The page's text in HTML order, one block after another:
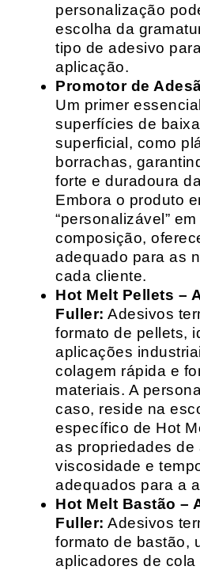
personalização
escolha da
tipo de adesivo
aplicação.
Promotor de
Um primer
superfícies de
superficial, como
borrachas,
forte e duradoura
Embora o produto
“personalizável”
composição,
adequado para as
cada cliente.
Hot Melt Pellets –
Fuller: Adesivos
formato de pellets,
aplicações
colagem rápida e
materiais. A
caso, reside na
específico de Hot
as propriedades de
viscosidade e
adequados para a
Hot Melt Bastão –
Fuller: Adesivos
formato de bastão,
aplicadores de cola